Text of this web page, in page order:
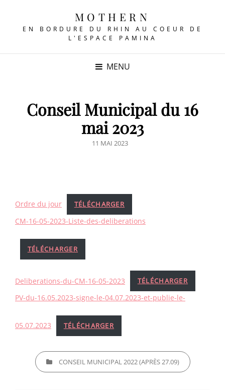
MOTHERN
EN BORDURE DU RHIN AU COEUR DE
L'ESPACE PAMINA
MENU
Conseil Municipal du 16
mai 2023
POSTED
11 MAI 2023
Ordre du jour TÉLÉCHARGER
CM-16-05-2023-Liste-des-deliberations
TÉLÉCHARGER
Deliberations-du-CM-16-05-2023 TÉLÉCHARGER
PV-du-16.05.2023-signe-le-04.07.2023-et-publie-le-
05.07.2023 TÉLÉCHARGER
CATEGORIESCONSEIL MUNICIPAL 2022 (APRÈS 27.09)